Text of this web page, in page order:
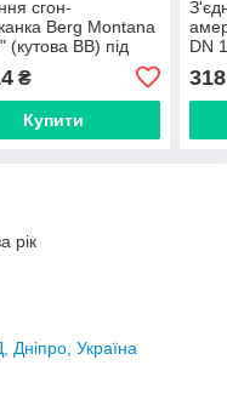
сгон-
Berg Montana
(кутова ВВ) під
₴
Купити
DN
318
рік
Україна